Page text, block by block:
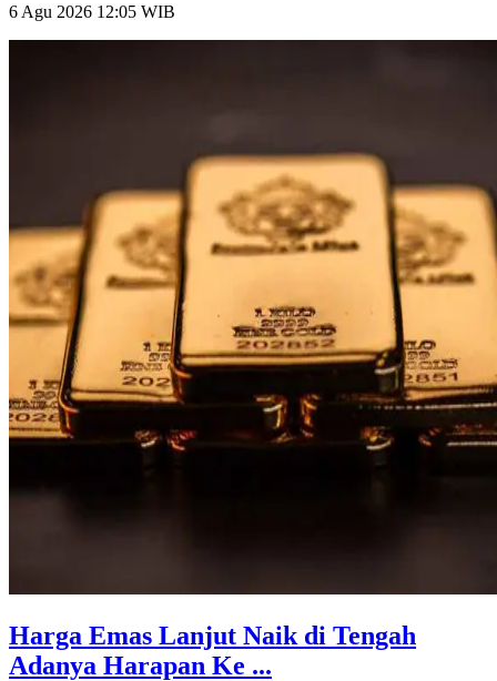
6 Agu 2026 12:05 WIB
Harga Emas Lanjut Naik di Tengah
Adanya Harapan Ke ...